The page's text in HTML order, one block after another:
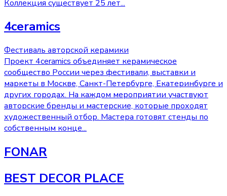
Коллекция существует 25 лет...
4ceramics
Фестиваль авторской керамики
Проект 4ceramics объединяет керамическое
сообщество России через фестивали, выставки и
маркеты в Москве, Санкт-Петербурге, Екатеринбурге и
других городах. На каждом мероприятии участвуют
авторские бренды и мастерские, которые проходят
художественный отбор. Мастера готовят стенды по
собственным конце...
FONAR
BEST DECOR PLACE